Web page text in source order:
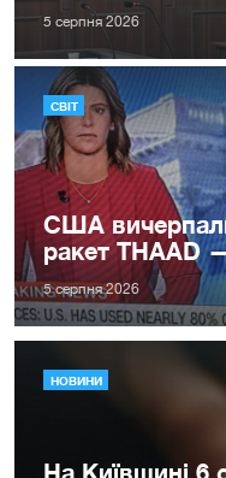
5 серпня 2026
СВІТ
США
ракет THAAD
5 серпня 2026
НОВИНИ